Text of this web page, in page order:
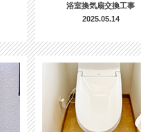
浴室換気扇交換工事
2025.05.14